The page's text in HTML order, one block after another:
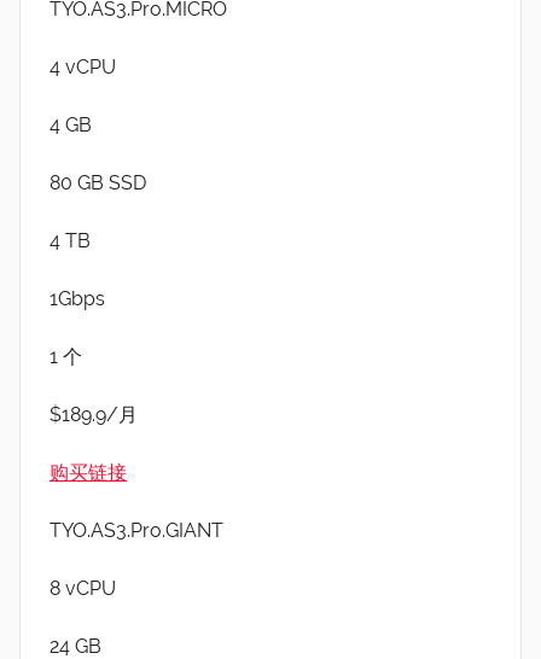
TYO.AS3.Pro.MICRO
4 vCPU
4 GB
80 GB SSD
4 TB
1Gbps
1 个
$189.9/月
购买链接
TYO.AS3.Pro.GIANT
8 vCPU
24 GB